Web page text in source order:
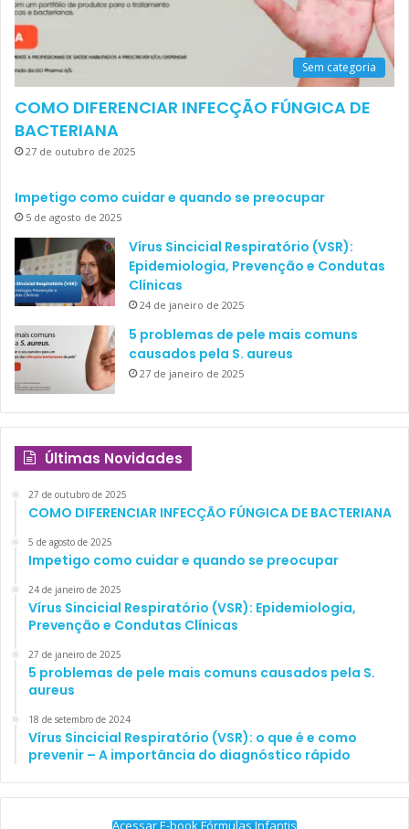
Sem categoria
COMO DIFERENCIAR INFECÇÃO FÚNGICA DE
BACTERIANA
27 de outubro de 2025
Impetigo como cuidar e quando se preocupar
5 de agosto de 2025
Vírus Sincicial Respiratório (VSR):
Epidemiologia, Prevenção e Condutas
Clínicas
24 de janeiro de 2025
5 problemas de pele mais comuns
causados pela S. aureus
27 de janeiro de 2025
Últimas Novidades
27 de outubro de 2025
COMO DIFERENCIAR INFECÇÃO FÚNGICA DE BACTERIANA
5 de agosto de 2025
Impetigo como cuidar e quando se preocupar
24 de janeiro de 2025
Vírus Sincicial Respiratório (VSR): Epidemiologia,
Prevenção e Condutas Clínicas
27 de janeiro de 2025
5 problemas de pele mais comuns causados pela S.
aureus
18 de setembro de 2024
Vírus Sincicial Respiratório (VSR): o que é e como
prevenir – A importância do diagnóstico rápido
Acessar E-book Fórmulas Infantis